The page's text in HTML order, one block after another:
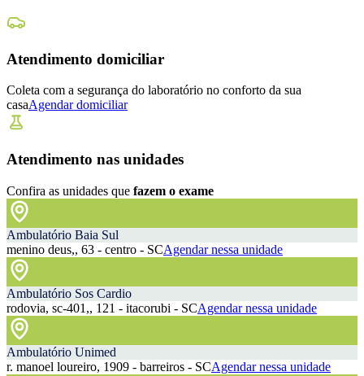
Atendimento domiciliar
Coleta com a segurança do laboratório no conforto da sua
casaAgendar domiciliar
Atendimento nas unidades
Confira as unidades que fazem o exame
Ambulatório Baia Sul
menino deus,, 63 - centro - SCAgendar nessa unidade
Ambulatório Sos Cardio
rodovia, sc-401,, 121 - itacorubi - SCAgendar nessa unidade
Ambulatório Unimed
r. manoel loureiro, 1909 - barreiros - SCAgendar nessa unidade